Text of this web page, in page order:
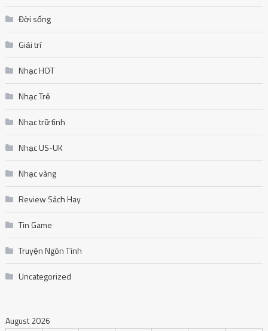
Đời sống
Giải trí
Nhạc HOT
Nhạc Trẻ
Nhạc trữ tình
Nhạc US-UK
Nhạc vàng
Review Sách Hay
Tin Game
Truyện Ngôn Tình
Uncategorized
August 2026